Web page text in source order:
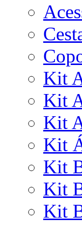
Kit
Kit
Kit
Kit
Kit
Kit
Kit